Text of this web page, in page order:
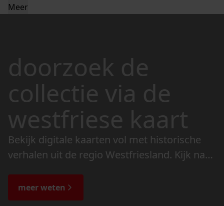
Meer
doorzoek de
collectie via de
westfriese kaart
Bekijk digitale kaarten vol met historische
verhalen uit de regio Westfriesland. Kijk naar
de bijzondere verhalen.
meer weten